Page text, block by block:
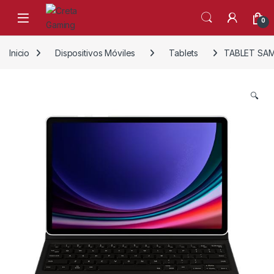
Skip to navigation
Skip to content
0
Inicio Dispositivos Móviles Tablets TABLET
🔍